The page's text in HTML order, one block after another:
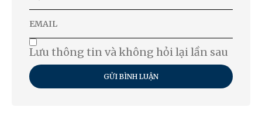
Lưu thông tin và không hỏi lại lần sau
GỬI BÌNH LUẬN